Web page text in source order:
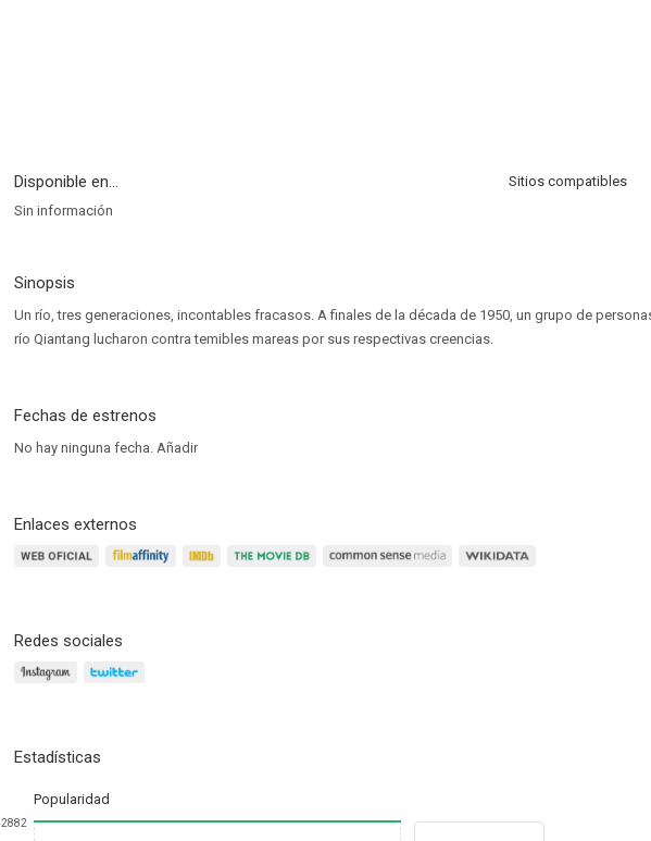
Disponible en...
Sitios compatibles
Sin información
Sinopsis
Un río, tres generaciones, incontables fracasos. A finales de la década de 1950, un grupo de
río Qiantang lucharon contra temibles mareas por sus respectivas creencias.
Fechas de estrenos
No hay ninguna fecha. Añadir
Enlaces externos
Redes sociales
Estadísticas
Popularidad
2882